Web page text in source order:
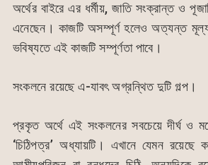
অর্থের বাইরে এর ধর্মীয়, জাতি সংক্রান্ত ও
এনেছেন। কাজটি অসম্পূর্ণ হলেও অত্যন্ত
ভবিষ্যতে এই কাজটি সম্পূর্ণতা পাবে।
সংকলনে রয়েছে এ-যাবৎ অগ্রন্থিত দুটি গল্প।
প্রকৃত অর্থে এই সংকলনের সবচেয়ে দীর্ঘ ও
‘চিঠিপত্র’ অধ্যায়টি। এখানে যেমন রয়েছে